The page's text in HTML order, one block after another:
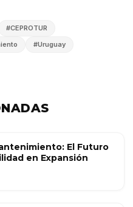
#CEPROTUR
#Uruguay
El Futuro
en Expansión